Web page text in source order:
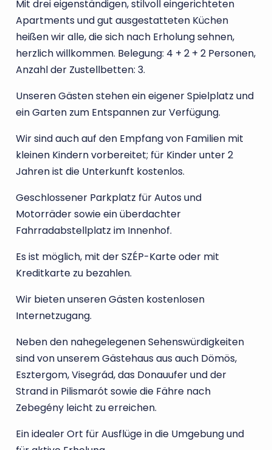
Mit drei eigenständigen, stilvoll eingerichteten
Apartments und gut ausgestatteten Küchen
heißen wir alle, die sich nach Erholung sehnen,
herzlich willkommen. Belegung: 4 + 2 + 2 Personen,
Anzahl der Zustellbetten: 3.
Unseren Gästen stehen ein eigener Spielplatz und
ein Garten zum Entspannen zur Verfügung.
Wir sind auch auf den Empfang von Familien mit
kleinen Kindern vorbereitet; für Kinder unter 2
Jahren ist die Unterkunft kostenlos.
Geschlossener Parkplatz für Autos und
Motorräder sowie ein überdachter
Fahrradabstellplatz im Innenhof.
Es ist möglich, mit der SZÉP-Karte oder mit
Kreditkarte zu bezahlen.
Wir bieten unseren Gästen kostenlosen
Internetzugang.
Neben den nahegelegenen Sehenswürdigkeiten
sind von unserem Gästehaus aus auch Dömös,
Esztergom, Visegrád, das Donauufer und der
Strand in Pilismarót sowie die Fähre nach
Zebegény leicht zu erreichen.
Ein idealer Ort für Ausflüge in die Umgebung und